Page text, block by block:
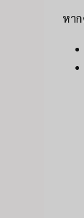
หา